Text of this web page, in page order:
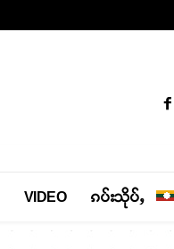
VIDEO ၵပ်းသိုပ်ႇ